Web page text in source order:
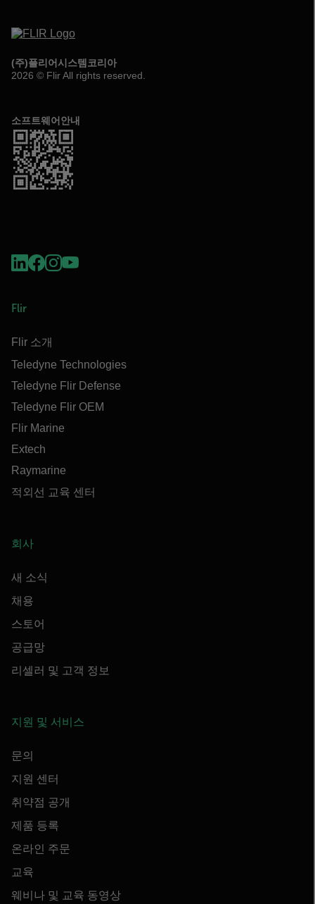
(주)플리어시스템코리아
2026 © Flir All rights reserved.
소프트웨어안내
Flir
Flir 소개
Teledyne Technologies
Teledyne Flir Defense
Teledyne Flir OEM
Flir Marine
Extech
Raymarine
적외선 교육 센터
회사
새 소식
채용
스토어
공급망
리셀러 및 고객 정보
지원 및 서비스
문의
지원 센터
취약점 공개
제품 등록
온라인 주문
교육
웨비나 및 교육 동영상